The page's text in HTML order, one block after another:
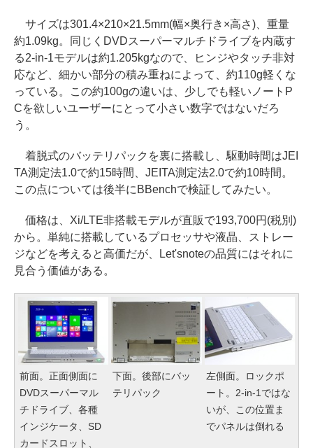
サイズは301.4×210×21.5mm(幅×奥行き×高さ)、重量
約1.09kg。同じくDVDスーパーマルチドライブを内蔵す
る2-in-1モデルは約1.205kgなので、ヒンジやタッチ非対
応など、細かい部分の積み重ねによって、約110g軽くな
っている。この約100gの違いは、少しでも軽いノートP
Cを欲しいユーザーにとって小さい数字ではないだろ
う。
着脱式のバッテリパックを裏に搭載し、駆動時間はJEI
TA測定法1.0で約15時間、JEITA測定法2.0で約10時間。
この点については後半にBBenchで検証してみたい。
価格は、Xi/LTE非搭載モデルが直販で193,700円(税別)
から。単純に搭載しているプロセッサや液晶、ストレー
ジなどを考えると高価だが、Let'snoteの品質にはそれに
見合う価値がある。
前面。正面側面に
DVDスーパーマル
チドライブ、各種
インジケータ、SD
カードスロット、
下面。後部にバッ
テリパック
左側面。ロックポ
ート。2-in-1ではな
いが、この位置ま
でパネルは倒れる